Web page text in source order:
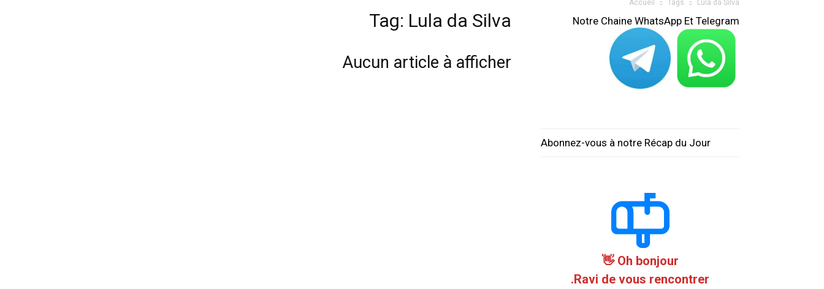
Accueil Tags Lula da Silva
Tag: Lula da Silva
Aucun article à afficher
Notre Chaine WhatsApp Et Telegram
Abonnez-vous à notre Récap du Jour
Oh bonjour 👋
Ravi de vous rencontrer.